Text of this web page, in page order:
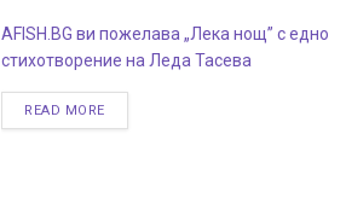
AFISH.BG ви пожелава „Лека нощ” с едно
стихотворение на Леда Тасева
READ MORE